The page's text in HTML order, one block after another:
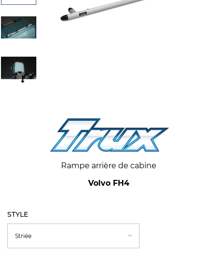
Rampe arrière de cabine
Volvo FH4
STYLE